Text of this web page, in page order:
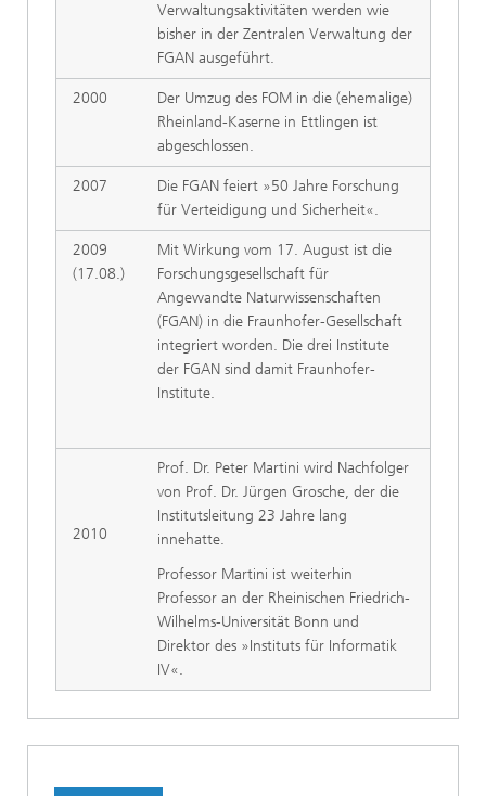
Verwaltungsaktivitäten werden wie
bisher in der Zentralen Verwaltung der
FGAN ausgeführt.
2000
Der Umzug des FOM in die (ehemalige)
Rheinland-Kaserne in Ettlingen ist
abgeschlossen.
2007
Die FGAN feiert »50 Jahre Forschung
für Verteidigung und Sicherheit«.
2009
(17.08.)
Mit Wirkung vom 17. August ist die
Forschungsgesellschaft für
Angewandte Naturwissenschaften
(FGAN) in die Fraunhofer-Gesellschaft
integriert worden. Die drei Institute
der FGAN sind damit Fraunhofer-
Institute.
2010
Prof. Dr. Peter Martini wird Nachfolger
von Prof. Dr. Jürgen Grosche, der die
Institutsleitung 23 Jahre lang
innehatte.
Professor Martini ist weiterhin
Professor an der Rheinischen Friedrich-
Wilhelms-Universität Bonn und
Direktor des »Instituts für Informatik
IV«.